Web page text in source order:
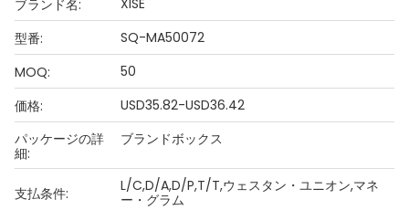
ブランド名:
XISE
型番:
SQ-MA50072
MOQ:
50
価格:
USD35.82-USD36.42
パッケージの詳
細:
ブランドボックス
支払条件:
L/C,D/A,D/P,T/T,ウェスタン・ユニオン,マネ
ー・グラム